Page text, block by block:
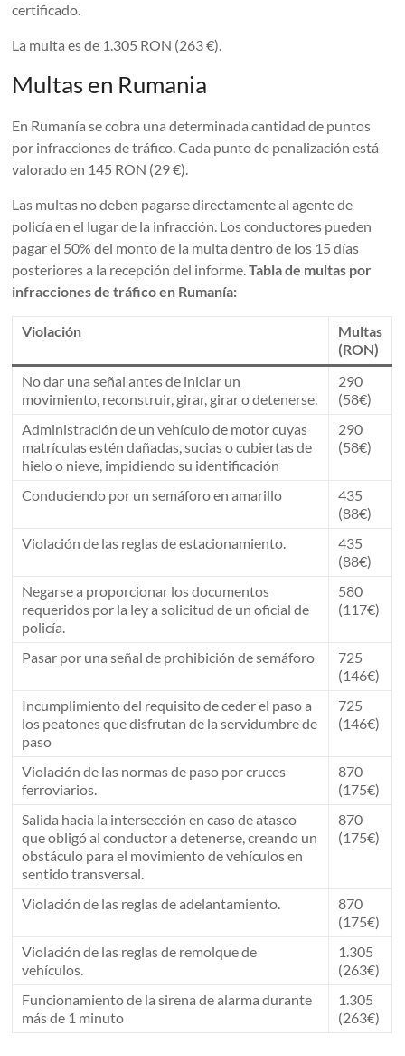
certificado.
La multa es de 1.305 RON (263 €).
Multas en Rumania
En Rumanía se cobra una determinada cantidad de puntos
por infracciones de tráfico. Cada punto de penalización está
valorado en 145 RON (29 €).
Las multas no deben pagarse directamente al agente de
policía en el lugar de la infracción. Los conductores pueden
pagar el 50% del monto de la multa dentro de los 15 días
posteriores a la recepción del informe.Tabla de multas por
infracciones de tráfico en Rumanía:
Violación
Multas
(RON)
No dar una señal antes de iniciar un
movimiento, reconstruir, girar, girar o detenerse.
290
(58€)
Administración de un vehículo de motor cuyas
matrículas estén dañadas, sucias o cubiertas de
hielo o nieve, impidiendo su identificación
290
(58€)
Conduciendo por un semáforo en amarillo
435
(88€)
Violación de las reglas de estacionamiento.
435
(88€)
Negarse a proporcionar los documentos
requeridos por la ley a solicitud de un oficial de
policía.
580
(117€)
Pasar por una señal de prohibición de semáforo
725
(146€)
Incumplimiento del requisito de ceder el paso a
los peatones que disfrutan de la servidumbre de
paso
725
(146€)
Violación de las normas de paso por cruces
ferroviarios.
870
(175€)
Salida hacia la intersección en caso de atasco
que obligó al conductor a detenerse, creando un
obstáculo para el movimiento de vehículos en
sentido transversal.
870
(175€)
Violación de las reglas de adelantamiento.
870
(175€)
Violación de las reglas de remolque de
vehículos.
1.305
(263€)
Funcionamiento de la sirena de alarma durante
más de 1 minuto
1.305
(263€)